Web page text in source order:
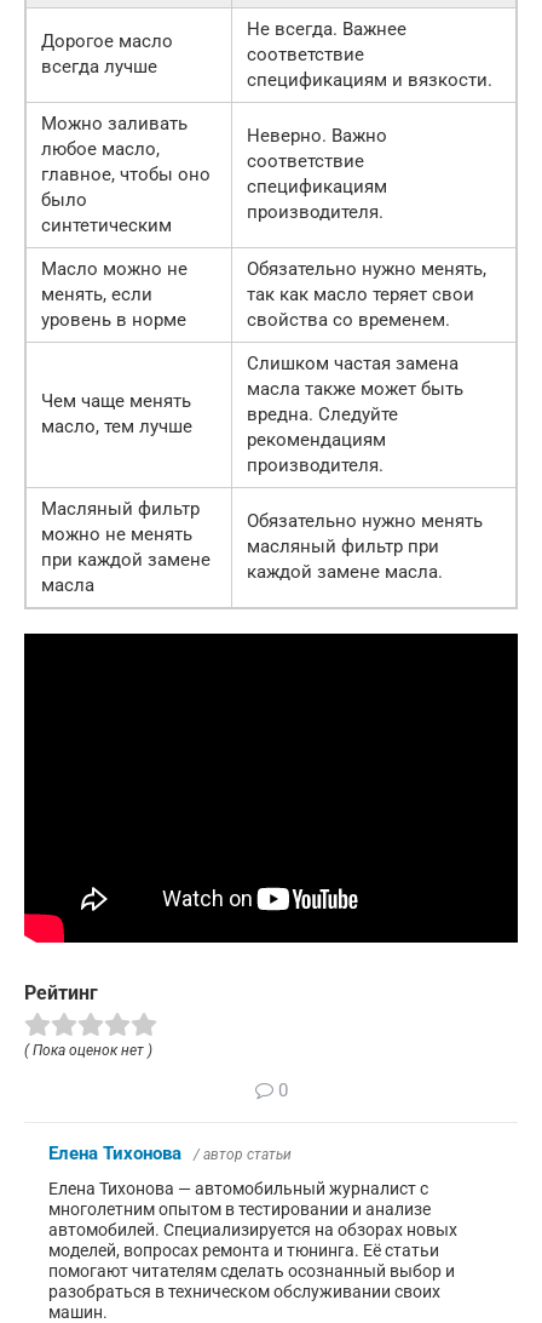
Дорогое масло
всегда лучше
Не всегда. Важнее
соответствие
спецификациям и вязкости.
Можно заливать
любое масло,
главное, чтобы оно
было
синтетическим
Неверно. Важно
соответствие
спецификациям
производителя.
Масло можно не
менять, если
уровень в норме
Обязательно нужно менять,
так как масло теряет свои
свойства со временем.
Чем чаще менять
масло, тем лучше
Слишком частая замена
масла также может быть
вредна. Следуйте
рекомендациям
производителя.
Масляный фильтр
можно не менять
при каждой замене
масла
Обязательно нужно менять
масляный фильтр при
каждой замене масла.
Рейтинг
( Пока оценок нет )
0
Елена Тихонова / автор статьи
Елена Тихонова — автомобильный журналист с
многолетним опытом в тестировании и анализе
автомобилей. Специализируется на обзорах новых
моделей, вопросах ремонта и тюнинга. Её статьи
помогают читателям сделать осознанный выбор и
разобраться в техническом обслуживании своих
машин.